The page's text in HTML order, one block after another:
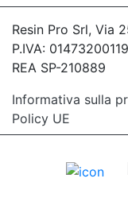
Resin Pro Srl, Via
P.IVA:
REA SP-210889
Informativa sulla
Policy UE